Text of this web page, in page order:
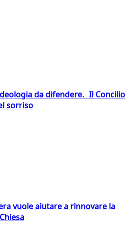
da difendere. Il Concilio
sorriso
vuole aiutare a rinnovare la